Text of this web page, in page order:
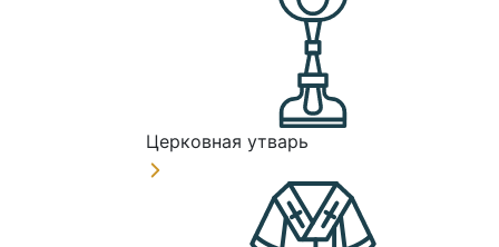
Церковная утварь